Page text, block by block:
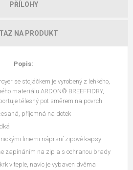
PŘÍLOHY
NA PRODUKT
Popis:
se stojáčkem je vyrobený z lehkého,
materiálu ARDON® BREEFFIDRY,
tělesný pot směrem na povrch
příjemná na dotek
liniemi náprsní zipové kapsy
zapínáním na zip a s ochranou brady
v teple, navíc je vybaven dvěma